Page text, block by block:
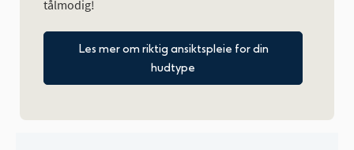
tålmodig!
Les mer om riktig ansiktspleie for din
hudtype